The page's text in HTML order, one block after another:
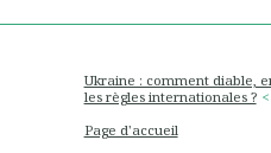
Ukraine : comment diable,
les règles internationales ?
Page d'accueil